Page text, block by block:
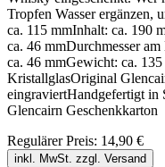
Tropfen Wasser ergänzen,
ca. 115 mmInhalt: ca. 190
ca. 46 mmDurchmesser
ca. 46 mmGewicht: ca.
KristallglasOriginal
eingraviertHandgefertigt in
Glencairn Geschenkkarton
Regulärer Preis: 14,90 €
inkl. MwSt. zzgl. Versand